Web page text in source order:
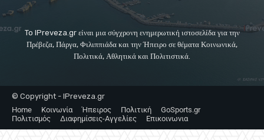
To IPreveza.gr είναι μια σύγχρονη ενημερωτική ιστοσελίδα για την
Πρέβεζα, Πάργα, Φιλιππιάδα και την Ήπειρο σε θέματα Κοινωνικά,
Πολιτικά, Αθλητικά και Πολιτιστικά.
© Copyright - IPreveza.gr
Home
Κοινωνία Ήπειρος Πολιτική
GoSports.gr
Πολιτισμός
Διαφημίσεις-Αγγελίες Επικοινωνια